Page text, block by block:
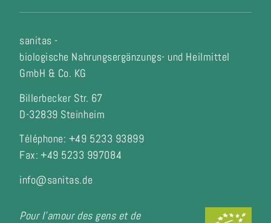
sanitas -
biologische Nahrungsergänzungs- und Heilmittel
GmbH & Co. KG
Billerbecker Str. 67
D-32839 Steinheim
Téléphone: +49 5233 93899
Fax: +49 5233 997084
info@sanitas.de
Pour l'amour des gens et de